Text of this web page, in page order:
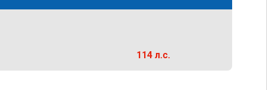
114 л.с.